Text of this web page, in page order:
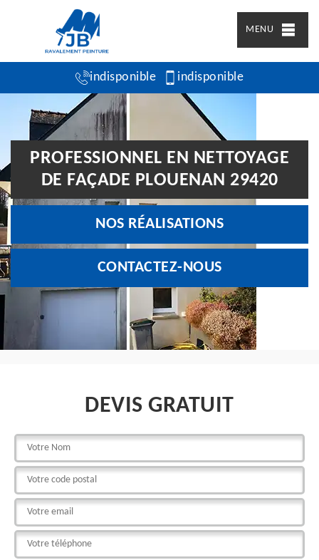
MENU
indisponible indisponible
PROFESSIONNEL EN NETTOYAGE
DE FAÇADE PLOUENAN 29420
NOS RÉALISATIONS
CONTACTEZ-NOUS
DEVIS GRATUIT